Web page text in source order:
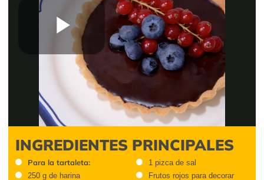
Play
Video
INGREDIENTES PRINCIPALES
Para la tartaleta:
250 g de harina
1 pizca de sal
Frutos rojos para decorar